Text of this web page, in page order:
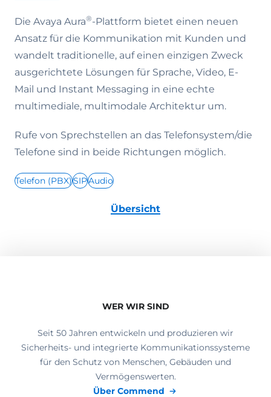
Die Avaya Aura®-Plattform bietet einen neuen
Ansatz für die Kommunikation mit Kunden und
wandelt traditionelle, auf einen einzigen Zweck
ausgerichtete Lösungen für Sprache, Video, E-
Mail und Instant Messaging in eine echte
multimediale, multimodale Architektur um.
Rufe von Sprechstellen an das Telefonsystem/die
Telefone sind in beide Richtungen möglich.
Telefon (PBX)SIPAudio
Übersicht
WER WIR SIND
Seit 50 Jahren entwickeln und produzieren wir
Sicherheits- und integrierte Kommunikationssysteme
für den Schutz von Menschen, Gebäuden und
Vermögenswerten.
Über Commend